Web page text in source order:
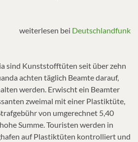
weiterlesen bei Deutschlandfunk
sind Kunststofftüten seit über zehn
achten täglich Beamte darauf,
werden. Erwischt ein Beamter
zweimal mit einer Plastiktüte,
von umgerechnet 5,40
Summe. Touristen werden in
auf Plastiktüten kontrolliert und